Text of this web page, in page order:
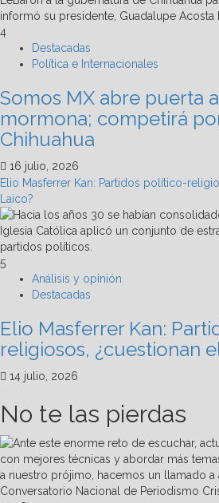
4
Destacadas
Política e Internacionales
Somos MX abre puerta
mormona; competirá
Chihuahua
16 julio, 2026
Elio Masferrer Kan: Partidos político-
Laico?
5
Análisis y opinión
Destacadas
Elio Masferrer Kan:
religiosos, ¿cuestionan
14 julio, 2026
No te las pierdas